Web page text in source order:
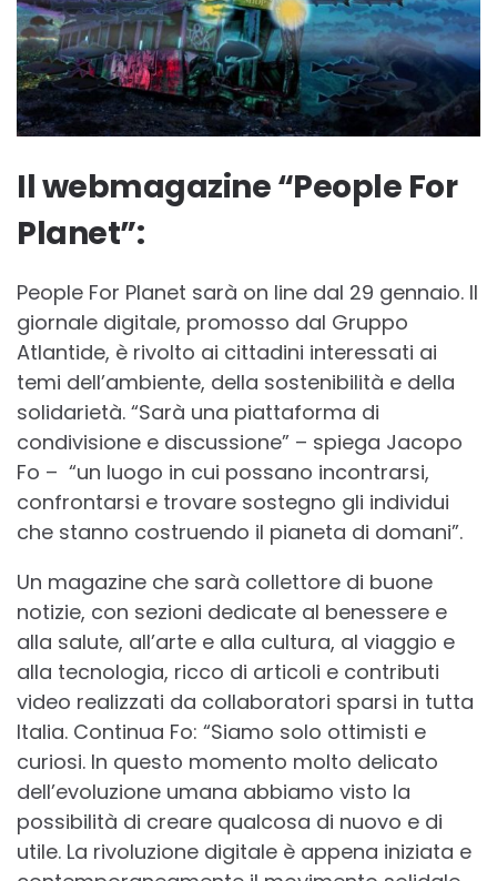
Il webmagazine “People For
Planet”:
People For Planet sarà on line dal 29 gennaio. Il
giornale digitale, promosso dal Gruppo
Atlantide, è rivolto ai cittadini interessati ai
temi dell’ambiente, della sostenibilità e della
solidarietà. “Sarà una piattaforma di
condivisione e discussione” – spiega Jacopo
Fo – “un luogo in cui possano incontrarsi,
confrontarsi e trovare sostegno gli individui
che stanno costruendo il pianeta di domani”.
Un magazine che sarà collettore di buone
notizie, con sezioni dedicate al benessere e
alla salute, all’arte e alla cultura, al viaggio e
alla tecnologia, ricco di articoli e contributi
video realizzati da collaboratori sparsi in tutta
Italia. Continua Fo: “Siamo solo ottimisti e
curiosi. In questo momento molto delicato
dell’evoluzione umana abbiamo visto la
possibilità di creare qualcosa di nuovo e di
utile. La rivoluzione digitale è appena iniziata e